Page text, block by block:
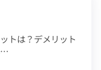
トは？デメリット
…